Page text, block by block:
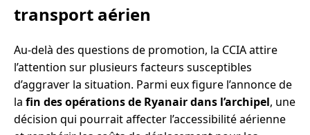
transport aérien
Au-delà des questions de promotion, la CCIA attire
l’attention sur plusieurs facteurs susceptibles
d’aggraver la situation. Parmi eux figure l’annonce de
la fin des opérations de Ryanair dans l’archipel, une
décision qui pourrait affecter l’accessibilité aérienne